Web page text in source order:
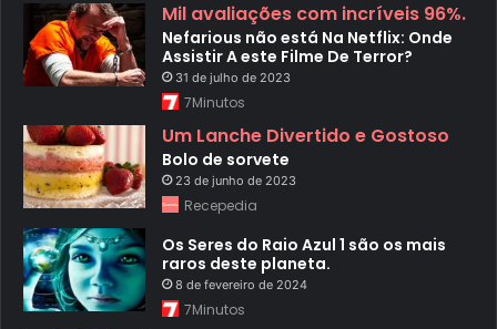
Mil avaliações com incríveis 96%.
Nefarious não está Na Netflix: Onde
Assistir A este Filme De Terror?
31 de julho de 2023
7Minutos
Um Lanche Divertido e Gostoso
Bolo de sorvete
23 de junho de 2023
Recepedia
Os Seres do Raio Azul 1 são os mais
raros deste planeta.
8 de fevereiro de 2024
7Minutos